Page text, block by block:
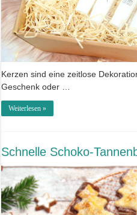
Kerzen sind eine zeitlose
Geschenk oder …
Weiterlesen »
Schnelle Schoko-